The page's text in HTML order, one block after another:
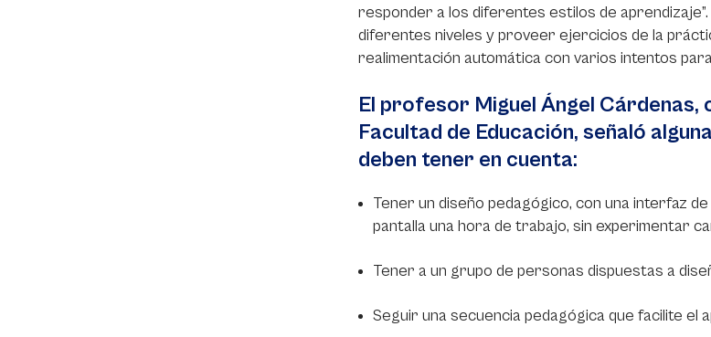
responder a los diferentes estilos de
diferentes niveles y proveer ejercicios de la
realimentación automática con varios intentos
El profesor Miguel Ángel
Facultad de Educación, señaló
deben tener en cuenta:
Tener un diseño pedagógico, con una interfaz
pantalla una hora de trabajo, sin experimentar
Tener a un grupo de personas dispuestas a
Seguir una secuencia pedagógica que facilite el